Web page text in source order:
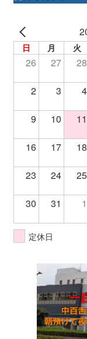
日 月 火
26 27 28
2 3 4
9 10 11
16 17 18
23 24 25
30 31 1
定休日